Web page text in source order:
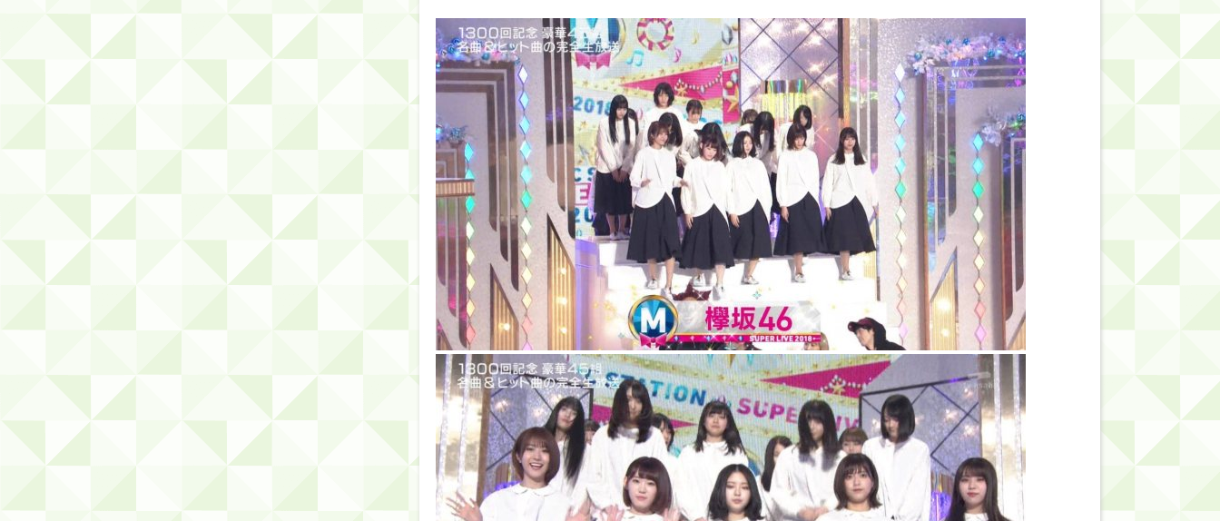
【朗報】増田三莉音さんの生足wwwwwwwwwwww
【川﨑桜】まあ、でも筑駒は断れないだろ？
筒井あやめ、アレをチラリ。こういう偶然の方が官能的だよな？
Powered by livedoor 相互RSS